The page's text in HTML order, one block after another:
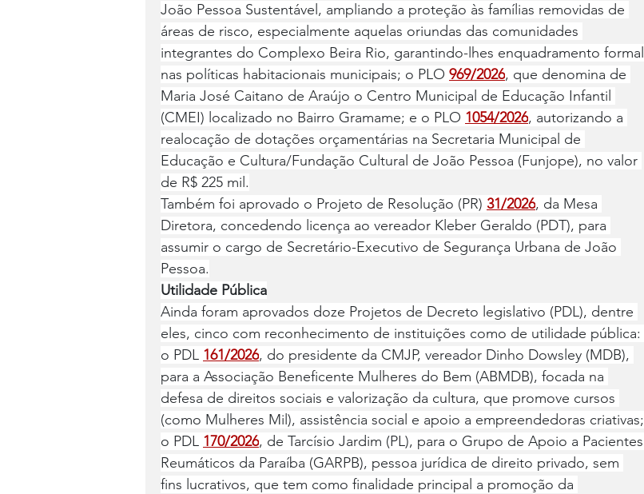
João Pessoa Sustentável, ampliando a proteção às famílias removidas de
áreas de risco, especialmente aquelas oriundas das comunidades
integrantes do Complexo Beira Rio, garantindo-lhes enquadramento formal
nas políticas habitacionais municipais; o PLO 969/2026, que denomina de
Maria José Caitano de Araújo o Centro Municipal de Educação Infantil
(CMEI) localizado no Bairro Gramame; e o PLO 1054/2026, autorizando a
realocação de dotações orçamentárias na Secretaria Municipal de
Educação e Cultura/Fundação Cultural de João Pessoa (Funjope), no valor
de R$ 225 mil.
Também foi aprovado o Projeto de Resolução (PR) 31/2026, da Mesa
Diretora, concedendo licença ao vereador Kleber Geraldo (PDT), para
assumir o cargo de Secretário-Executivo de Segurança Urbana de João
Pessoa.
Utilidade Pública
Ainda foram aprovados doze Projetos de Decreto legislativo (PDL), dentre
eles, cinco com reconhecimento de instituições como de utilidade pública:
o PDL 161/2026, do presidente da CMJP, vereador Dinho Dowsley (MDB),
para a Associação Beneficente Mulheres do Bem (ABMDB), focada na
defesa de direitos sociais e valorização da cultura, que promove cursos
(como Mulheres Mil), assistência social e apoio a empreendedoras criativas;
o PDL 170/2026, de Tarcísio Jardim (PL), para o Grupo de Apoio a Pacientes
Reumáticos da Paraíba (GARPB), pessoa jurídica de direito privado, sem
fins lucrativos, que tem como finalidade principal a promoção da